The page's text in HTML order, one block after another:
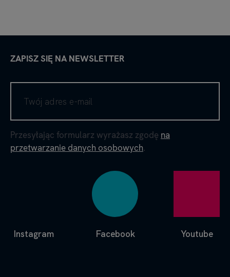
ZAPISZ SIĘ NA NEWSLETTER
Przesyłając formularz wyrażasz zgodę na
przetwarzanie danych osobowych.
Facebook
Instagram Youtube